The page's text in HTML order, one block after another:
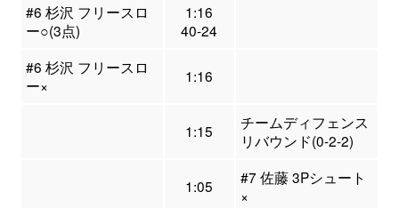
#6 杉沢 フリースロ
ー○(3点)
1:16
40-24
#6 杉沢 フリースロ
ー×
1:16
1:15
チームディフェンス
リバウンド(0-2-2)
1:05
#7 佐藤 3Pシュート
×